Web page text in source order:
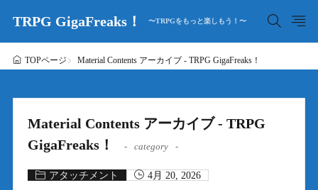
TRPG GigaFreaks！ 〜TRPGをもっと楽しもう！〜
TOPページ Material Contents アーカイブ - TRPG GigaFreaks！
Material Contents アーカイブ - TRPG
GigaFreaks！
category
アタッチメント 4月 20, 2026